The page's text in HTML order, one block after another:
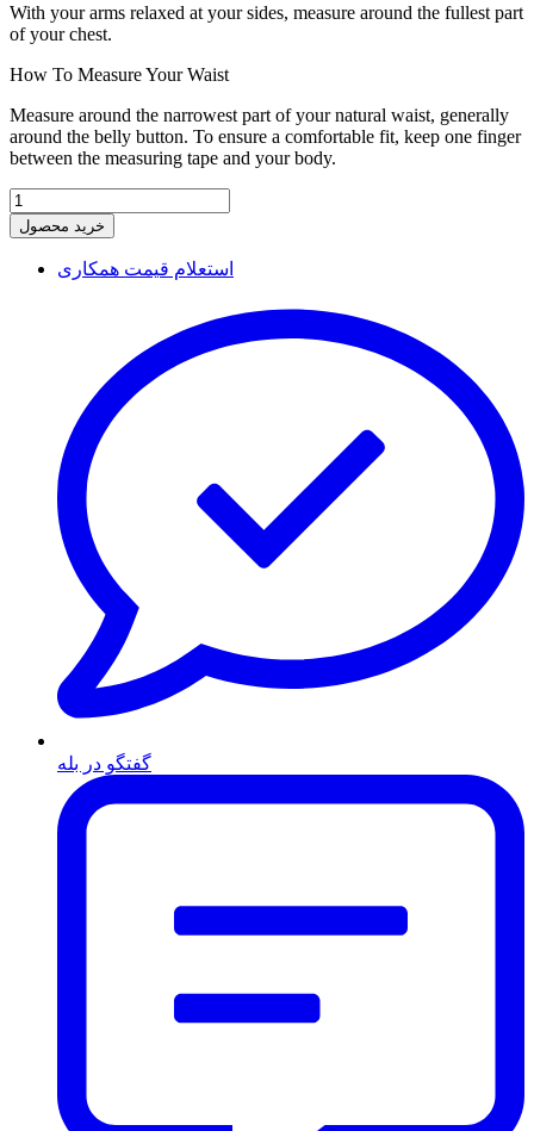
With your arms relaxed at your sides, measure around the fullest part
of your chest.
How To Measure Your Waist
Measure around the narrowest part of your natural waist, generally
around the belly button. To ensure a comfortable fit, keep one finger
between the measuring tape and your body.
خرید محصول
استعلام قیمت همکاری
گفتگو در بله